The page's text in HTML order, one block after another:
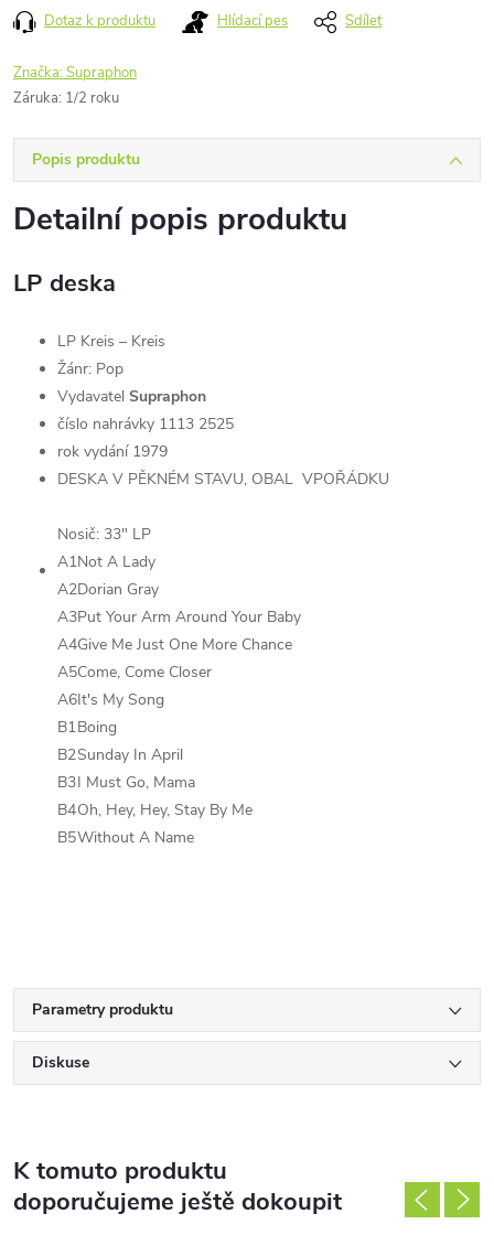
Dotaz k produktu Hlídací pes Sdílet
Značka:Supraphon
Záruka: 1/2 roku
Popis produktu
Detailní popis produktu
LP deska
LP Kreis – Kreis
Žánr: Pop
Vydavatel Supraphon
číslo nahrávky 1113 2525
rok vydání 1979
DESKA V PĚKNÉM STAVU, OBAL VPOŘÁDKU
Nosič: 33" LP
A1Not A Lady
A2Dorian Gray
A3Put Your Arm Around Your Baby
A4Give Me Just One More Chance
A5Come, Come Closer
A6It's My Song
B1Boing
B2Sunday In April
B3I Must Go, Mama
B4Oh, Hey, Hey, Stay By Me
B5Without A Name
Parametry produktu
Diskuse
K tomuto produktu
doporučujeme ještě dokoupit